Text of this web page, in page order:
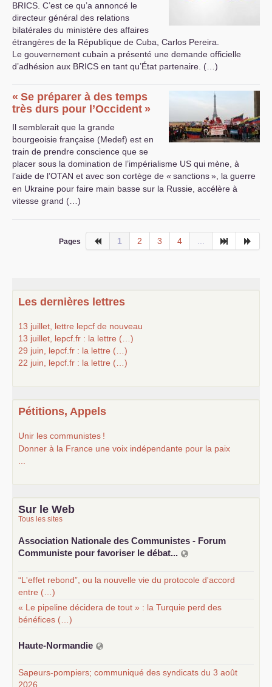
BRICS . C’est ce qu’a annoncé le
directeur général des relations
bilatérales du ministère des affaires
étrangères de la République de Cuba, Carlos Pereira.
Le gouvernement cubain a présenté une demande officielle
d’adhésion aux BRICS en tant qu’État partenaire. (…)
« Se préparer à des temps
très durs pour l’Occident »
Il semblerait que la grande
bourgeoisie française (Medef) est en
train de prendre conscience que se
placer sous la domination de l’impérialisme US qui mène, à
l’aide de l’OTAN et avec son cortège de « sanctions», la guerre
en Ukraine pour faire main basse sur la Russie, accélère à
vitesse grand (…)
Pages 1 2 3 4
Les dernières lettres
13 juillet, lettre lepcf de nouveau
13 juillet, lepcf.fr : la lettre (…)
29 juin, lepcf.fr : la lettre (…)
22 juin, lepcf.fr : la lettre (…)
Pétitions, Appels
Unir les communistes !
Donner à la France une voix indépendante pour la paix
Sur le Web
Tous les sites
Association Nationale des Communistes - Forum
Communiste pour favoriser le débat...
“L'effet rebond”, ou la nouvelle vie du protocole d'accord
entre (…)
« Le pipeline décidera de tout » : la Turquie perd des
bénéfices (…)
Haute-Normandie
Sapeurs-pompiers; communiqué des syndicats du 3 août
2026